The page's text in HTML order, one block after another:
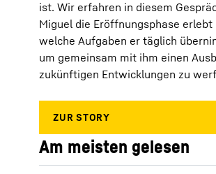
ist. Wir erfahren in diesem
Miguel die Eröffnungsphase erlebt
welche Aufgaben er täglich
um gemeinsam mit ihm einen
zukünftigen Entwicklungen zu
Am meisten gelesen